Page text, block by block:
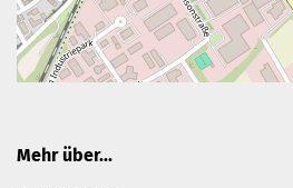
Mehr über...